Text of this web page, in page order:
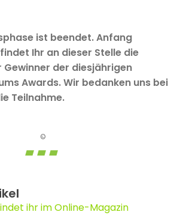
ist beendet. Anfang
Ihr an dieser Stelle die
der diesjährigen
Awards. Wir bedanken uns bei
Teilnahme.
©
ihr im Online-Magazin